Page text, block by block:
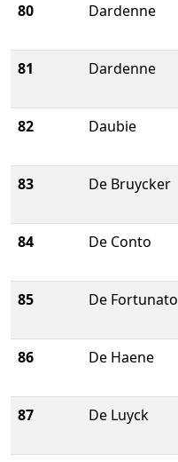
80 Dardenne
81 Dardenne
82 Daubie
83 De Bruycker
84 De Conto
85 De Fortunato
86 De Haene
87 De Luyck